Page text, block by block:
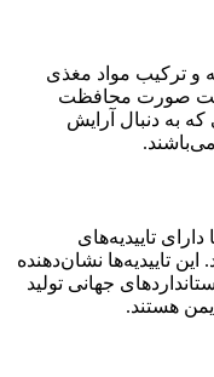
و ترکیب مواد مغذی
صورت محافظت
به دنبال آرایش
تاییدیه‌های
تاییدیه‌ها نشان‌دهنده
جهانی تولید
هستند.